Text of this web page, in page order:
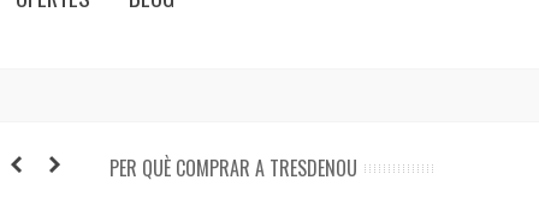
PER QUÈ COMPRAR A TRESDENOU